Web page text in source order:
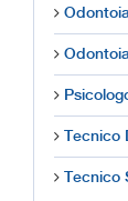
Tecnico
Tecnico